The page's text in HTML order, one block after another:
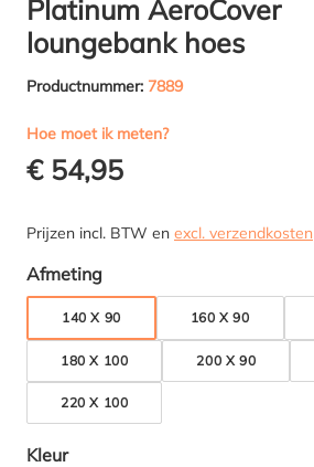
Platinum AeroCover
loungebank hoes
Productnummer: 7889
Hoe moet ik meten?
€ 54,95
Prijzen incl. BTW en excl. verzendkosten
Selecteer
Afmeting
140 X 90 160 X 90
180 X 100 200 X 90
220 X 100
Selecteer
Kleur